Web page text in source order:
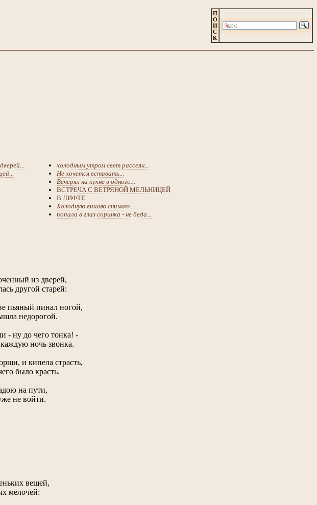
П
О
И
С
К
холодным утром свет рассеян...
Не хочется вставать...
Вечерял на кухне в одного...
ВСТРЕЧА С ВЕТРЯНОЙ МЕЛЬНИЦЕЙ
В ЛИФТЕ
Холодную вишню снимаю...
попала в глаз соринка - не беда...
из дверей,
другой старей:
пьяный пинал ногой,
недорогой.
- ну до чего тонка! -
ночь звонка.
и кипела страсть,
было красть.
на пути,
не войти.
вещей,
мелочей: